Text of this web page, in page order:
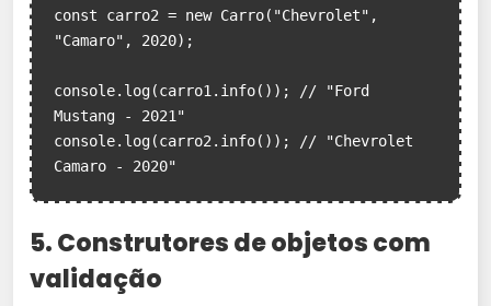
const carro2 = new Carro("Chevrolet",
"Camaro", 2020);
console.log(carro1.info()); // "Ford
Mustang - 2021"
console.log(carro2.info()); // "Chevrolet
Camaro - 2020"
5. Construtores de objetos com
validação